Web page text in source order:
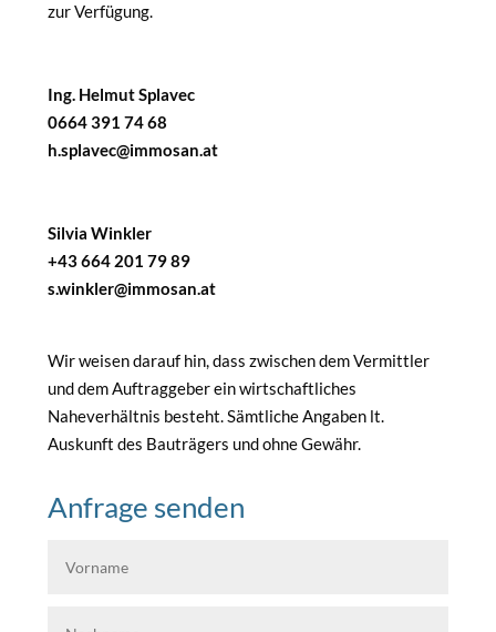
zur Verfügung.
Ing. Helmut Splavec
0664 391 74 68
h.splavec@immosan.at
Silvia Winkler
+43 664 201 79 89
s.winkler@immosan.at
Wir weisen darauf hin, dass zwischen dem Vermittler
und dem Auftraggeber ein wirtschaftliches
Naheverhältnis besteht. Sämtliche Angaben lt.
Auskunft des Bauträgers und ohne Gewähr.
Anfrage senden